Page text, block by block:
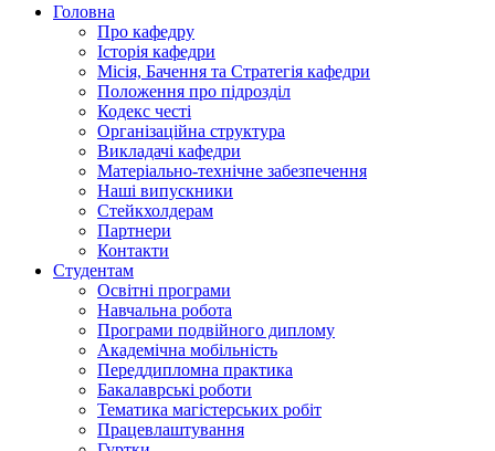
Головна
Про кафедру
Історія кафедри
Місія, Бачення та Стратегія кафедри
Положення про підрозділ
Кодекс честі
Організаційна структура
Викладачі кафедри
Матеріально-технічне забезпечення
Наші випускники
Стейкхолдерам
Партнери
Контакти
Студентам
Освітні програми
Навчальна робота
Програми подвійного диплому
Академічна мобільність
Переддипломна практика
Бакалаврські роботи
Тематика магістерських робіт
Працевлаштування